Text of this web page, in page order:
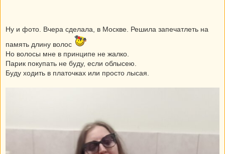
Ну и фото. Вчера сделала, в Москве. Решила запечатлеть на
память длину волос
Но волосы мне в принципе не жалко.
Парик покупать не буду, если облысею.
Буду ходить в платочках или просто лысая.